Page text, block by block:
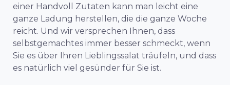
einer Handvoll Zutaten kann man leicht eine
ganze Ladung herstellen, die die ganze Woche
reicht. Und wir versprechen Ihnen, dass
selbstgemachtes immer besser schmeckt, wenn
Sie es über Ihren Lieblingssalat träufeln, und dass
es natürlich viel gesünder für Sie ist.